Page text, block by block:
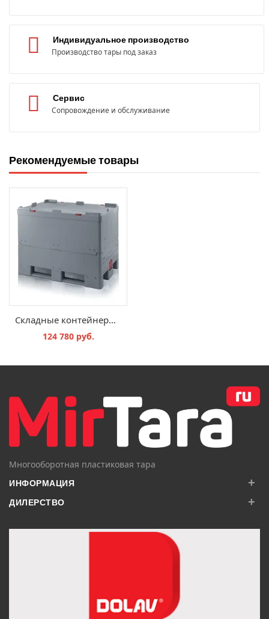
Индивидуальное производство
Производство тары под заказ
Сервис
Сопровождение и обслуживание
Рекомендуемые товары
Складные контейнеры IBC / Система Bag in Box IBC 500
124 780 руб.
Многооборотная пластиковая тара
ИНФОРМАЦИЯ +
ДИЛЕРСТВО +